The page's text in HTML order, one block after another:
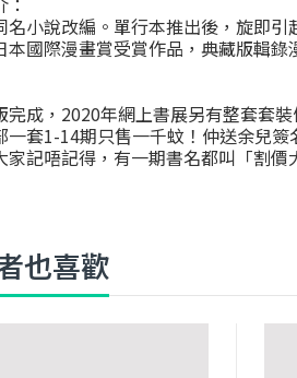
名小說改編。單行本推出後，旋即引
本國際漫畫賞受賞作品，典藏版輯錄
完成，2020年網上書展另有整套套裝
一套1-14期只售一千蚊！仲送余兒
家記唔記得，有一期書名都叫「割價
也喜歡